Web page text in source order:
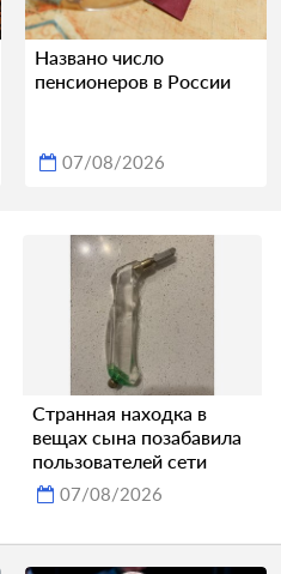
Названо число
пенсионеров в России
07/08/2026
Странная находка в
вещах сына позабавила
пользователей сети
07/08/2026